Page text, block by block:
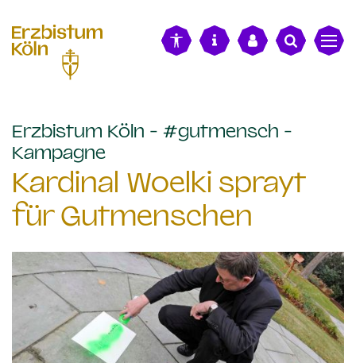
Erzbistum Köln - #gutmensch -
Kampagne:
Kardinal Woelki sprayt
für Gutmenschen